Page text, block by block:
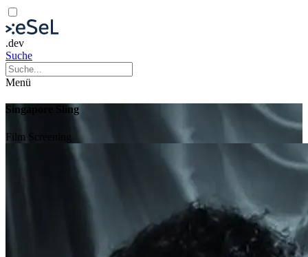
.dev
Suche
Menü
Singapore Sling
Film